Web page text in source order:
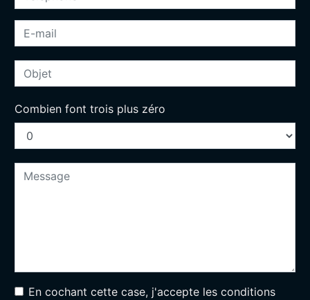
Combien font trois plus zéro
En cochant cette case, j'accepte les conditions